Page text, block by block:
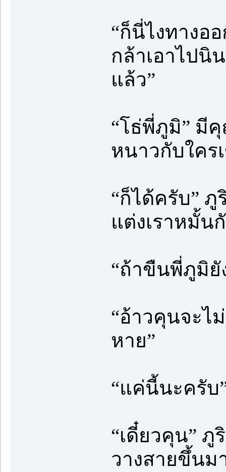
“ก็นี่ไงทางอ
กล้าเอาไปนิ
แล้ว”
“โธ่พี่ภูมิ” มี
หนาวกับใคร
“ก็ได้ครับ”
แต่งเราหมั้น
“ถ้าขืนพี่ภูมิยั
“อ้าวคุนจะไ
หาย”
“แค่นี้นะครับ
“เดี๋ยวคุน” ภู
วางสายขึ้นม